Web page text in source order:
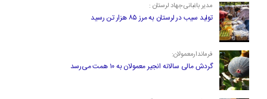
مدیر باغبانی جهاد لرستان :
تولید سیب در لرستان به مرز ۸۵ هزار تن رسید
فرماندارمعمولان:
گردش مالی سالانه انجیر معمولان به ۱۰ همت می‌رسد